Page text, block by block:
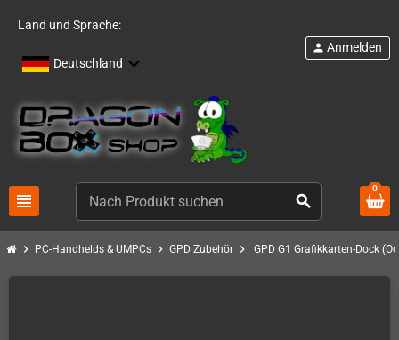
Land und Sprache:
Deutschland
view_headline search
person Anmelden
0
chevron_right PC-Handhelds & UMPCs chevron_right GPD Zubehör chevron_right GPD G1 Grafikkarten-Dock